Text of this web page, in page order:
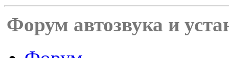
Форум автозвука и